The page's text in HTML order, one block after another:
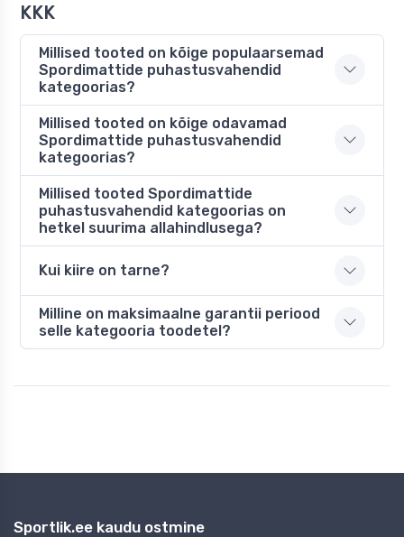
KKK
Millised tooted on kõige populaarsemad
Spordimattide puhastusvahendid
kategoorias?
Millised tooted on kõige odavamad
Spordimattide puhastusvahendid
kategoorias?
Millised tooted Spordimattide
puhastusvahendid kategoorias on
hetkel suurima allahindlusega?
Kui kiire on tarne?
Milline on maksimaalne garantii periood
selle kategooria toodetel?
Sportlik.ee kaudu ostmine